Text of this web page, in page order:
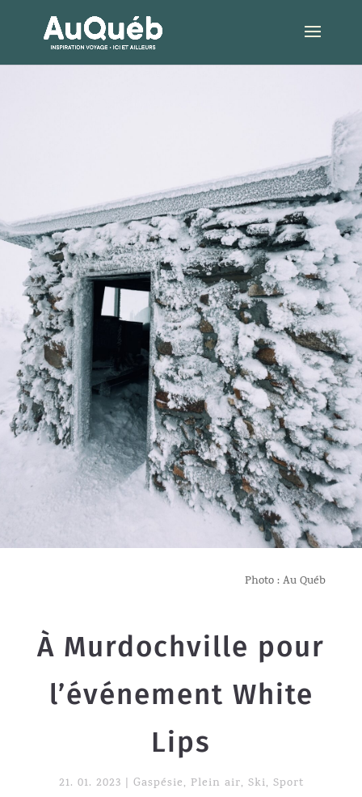
Photo : Au Québ
À Murdochville pour
l’événement White
Lips
21. 01. 2023 Gaspésie, Plein air, Ski, Sport